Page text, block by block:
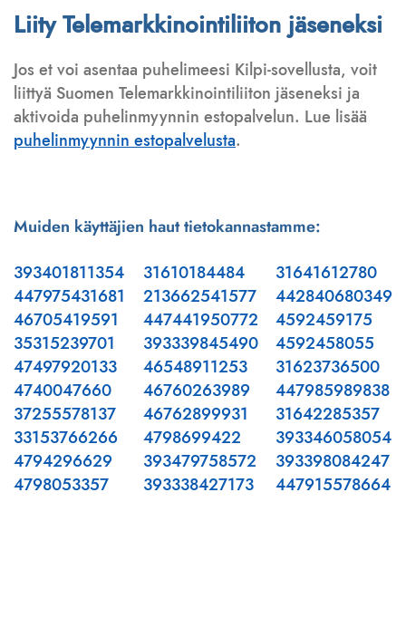
Liity Telemarkkinointiliiton jäseneksi
Jos et voi asentaa puhelimeesi Kilpi-sovellusta, voit
liittyä Suomen Telemarkkinointiliiton jäseneksi ja
aktivoida puhelinmyynnin estopalvelun. Lue lisää
puhelinmyynnin estopalvelusta.
Muiden käyttäjien haut tietokannastamme:
393401811354
447975431681
46705419591
35315239701
47497920133
4740047660
37255578137
33153766266
4794296629
4798053357
31610184484
213662541577
447441950772
393339845490
46548911253
46760263989
46762899931
4798699422
393479758572
393338427173
31641612780
442840680349
4592459175
4592458055
31623736500
447985989838
31642285357
393346058054
393398084247
447915578664